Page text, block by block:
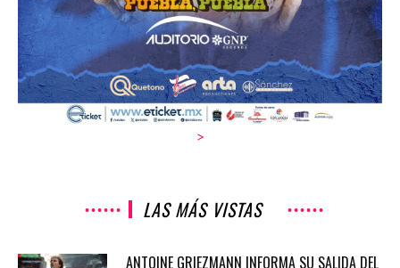
>
LAS MÁS VISTAS
ANTOINE GRIEZMANN INFORMA SU SALIDA DEL